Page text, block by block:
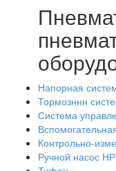
Напорная
Тормозннн
Система
Контрольно-
Ручной насос